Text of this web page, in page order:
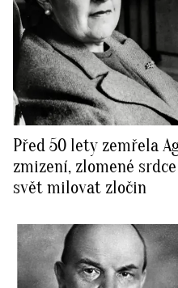
Před 50 lety zemřela
zmizení, zlomené
svět milovat zločin